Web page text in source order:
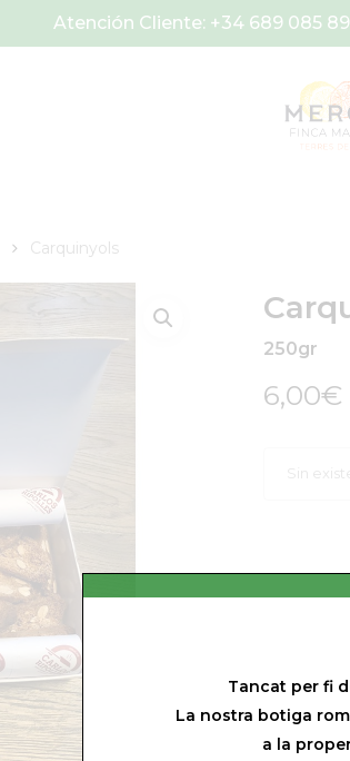
Atención Cliente: +34 689 085
Carquinyols
250gr
6,00€
Sin
Tancat per fi
La nostra botiga
a la